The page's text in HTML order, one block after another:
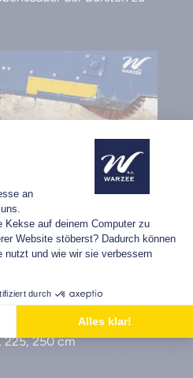
erhältlich
passend zu Ihrem
225, 250 cm